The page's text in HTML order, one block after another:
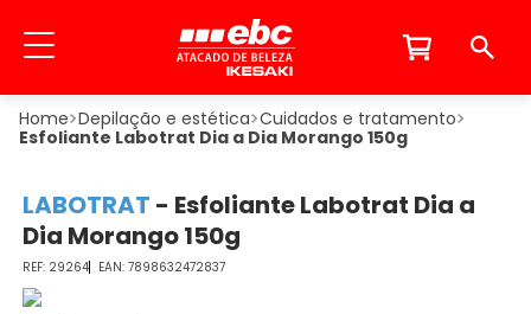
Depilação e estética Cuidados e tratamento
Esfoliante Labotrat Dia a Dia Morango 150g
LABOTRAT - Esfoliante Labotrat Dia a
Dia Morango 150g
29264 7898632472837